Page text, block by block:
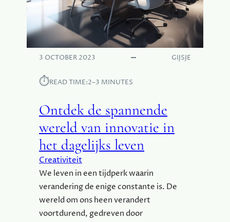
N
D
W
E
V
N
A
M
A
C
H
T
3 OCTOBER 2023 GIJSJE
⏱︎READ TIME:2–3 MINUTES
Ontdek de spannende
wereld van innovatie in
het dagelijks leven
Creativiteit
We leven in een tijdperk waarin
verandering de enige constante is. De
wereld om ons heen verandert
voortdurend, gedreven door